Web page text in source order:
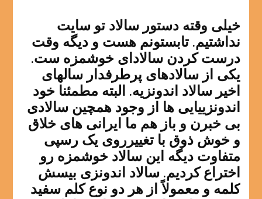
خیلی وقته دستور سالاد تو سایت
نداشتیم. تابستونم هست و دیگه وقت
درست کردن سالادای خوشمزه ست.
یکی از سالادهای پرطرفدار سالهای
اخیر سالاد اندونزیه. البته مطمئنا خود
اندونزییایی ها از وجود همچین سالادی
بی خبرن و باز هم ما ایرانی های خلاق
و خوش ذوق با تغییرروی یک رسپی
متفاوت دیگه این سالاد خوشمزه رو
اختراع کردیم. سالاد اندونزی بیسش
کلمه و معمولاً از هر دو نوع کلم سفید